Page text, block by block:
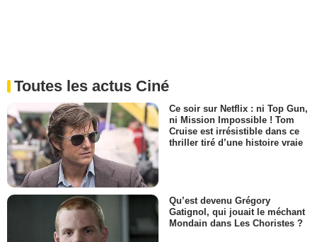
Toutes les actus Ciné
Ce soir sur Netflix : ni Top Gun,
ni Mission Impossible ! Tom
Cruise est irrésistible dans ce
thriller tiré d’une histoire vraie
Qu’est devenu Grégory
Gatignol, qui jouait le méchant
Mondain dans Les Choristes ?